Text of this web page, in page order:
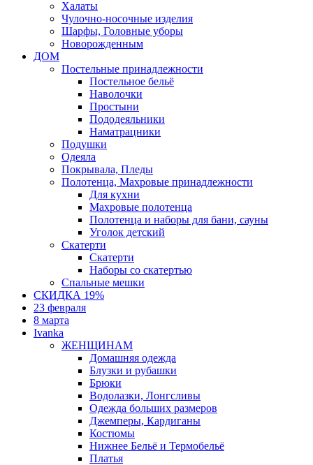
Халаты
Чулочно-носочные изделия
Шарфы, Головные уборы
Новорожденным
ДОМ
Постельные принадлежности
Постельное бельё
Наволочки
Простыни
Пододеяльники
Наматрацники
Подушки
Одеяла
Покрывала, Пледы
Полотенца, Махровые принадлежности
Для кухни
Махровые полотенца
Полотенца и наборы для бани, сауны
Уголок детский
Скатерти
Скатерти
Наборы со скатертью
Спальные мешки
СКИДКА 19%
23 февраля
8 марта
Ivanka
ЖЕНЩИНАМ
Домашняя одежда
Блузки и рубашки
Брюки
Водолазки, Лонгсливы
Одежда больших размеров
Джемперы, Кардиганы
Костюмы
Нижнее Бельё и Термобельё
Платья